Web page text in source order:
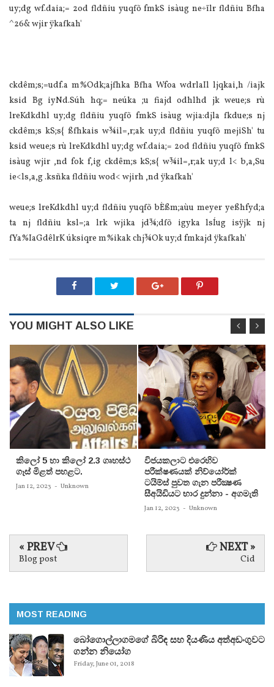
uy;dg wf.daia;= 2od fldñiu yuqfõ fmkS isàug ne÷ïlr fldñiu Bfha
^26& wjir ÿkafkah'
ckdêm;s;=udf.a m%Odk;ajfhka Bfha Wfoa wdrlaIl ljqkai,h /iajk
ksid Bg iyNd.Súh hq;= neúka ;u fiajd odhlhd jk weue;s rù
lreKdkdhl uy;dg fldñiu yuqfõ fmkS isàug wjia:djla fkdue;s nj
ckdêm;s kS;s{ ßfhkais w¾il=,r;ak uy;d fldñiu yuqfõ mejiSh' tu
ksid weue;s rù lreKdkdhl uy;dg wf.daia;= 2od fldñiu yuqfõ fmkS
isàug wjir ,nd fok f,ig ckdêm;s kS;s{ w¾il=,r;ak uy;d l< b,a,Su
ie<ls,a,g .ksñka fldñiu wod< wjirh ,nd ÿkafkah'
weue;s lreKdkdhl uy;d fldñiu yuqfõ bÈßm;aùu meyer yeßhfyd;a
ta nj fldñiu ksl=;a lrk wjika jd¾;dfõ igyka lsÍug isÿjk nj
fYa%IaGdêlrK úksiqre m%ikak chj¾Ok uy;d fmkajd ÿkafkah'
YOU MIGHT ALSO LIKE
කිලෝ 5 හා කිලෝ 2.3 ගෘහස්ථ
ගෑස් මිළත් පහළට.
Jan 12, 2023 - Unknown
විජයකලාට එරෙහිව
පරීක්‌ෂණයක්‌ නිව්යෝර්ක්‌
ටයිම්ස්‌ පුවත ගැන පරීක්‍ෂණ
සීඅයිඩියට භාර දුන්නා - අගමැති
Jan 12, 2023 - Unknown
« PREV
Blog post
NEXT »
Cid
MOST READING
බෝගොල්ලාගමගේ බිරිඳ සහ දියණිය අත්අඩංගුවට
ගන්න නියෝග
Friday, June 01, 2018